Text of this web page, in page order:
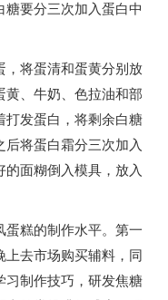
要分三次加入蛋白中
，将蛋清和蛋黄分别放
黄、牛奶、色拉油和部
打发蛋白，将剩余白糖
将蛋白霜分三次加入
面糊倒入模具，放入
蛋糕的制作水平。第一
上去市场购买辅料，同
习制作技巧，研发焦糖